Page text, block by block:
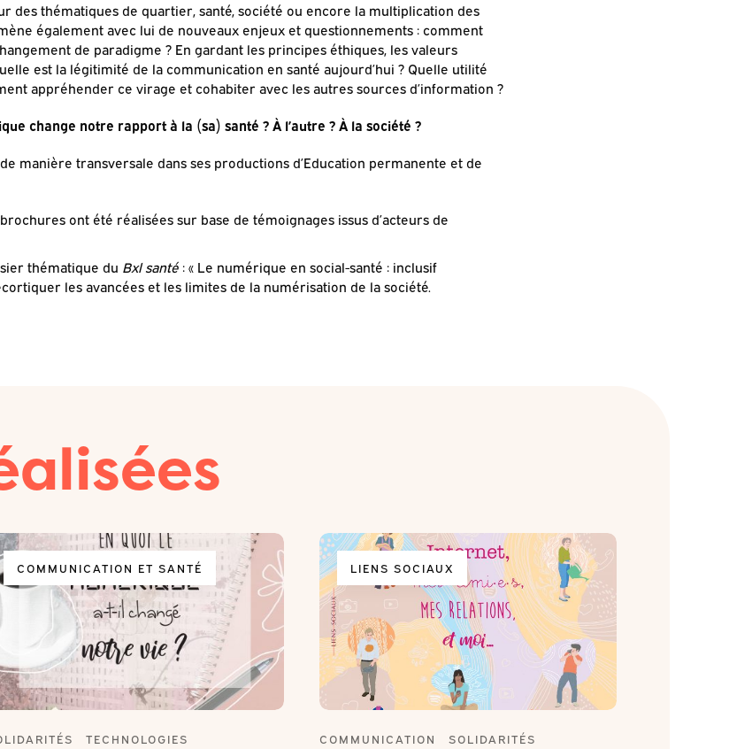
des thématiques de quartier, santé, société ou encore la multiplication des
également avec lui de nouveaux enjeux et questionnements : comment
de paradigme ? En gardant les principes éthiques, les valeurs
est la légitimité de la communication en santé aujourd’hui ? Quelle utilité
appréhender ce virage et cohabiter avec les autres sources d’information ?
change notre rapport à la (sa) santé ? À l’autre ? À la société ?
manière transversale dans ses productions d’Education permanente et de
ont été réalisées sur base de témoignages issus d’acteurs de
thématique du Bxl santé: « Le numérique en social-santé : inclusif
les avancées et les limites de la numérisation de la société.
COMMUNICATION ET SANTÉ
TECHNOLOGIES
LIENS SOCIAUX
COMMUNICATION
SOLIDARITÉS